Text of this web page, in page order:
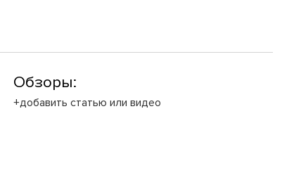
Обзоры:
+добавить статью или видео